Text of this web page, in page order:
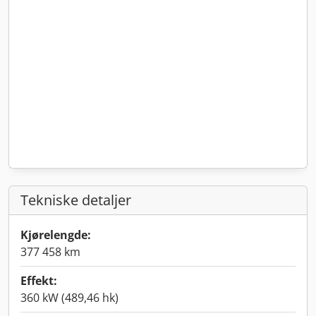
Tekniske detaljer
Kjørelengde:
377 458 km
Effekt:
360 kW (489,46 hk)